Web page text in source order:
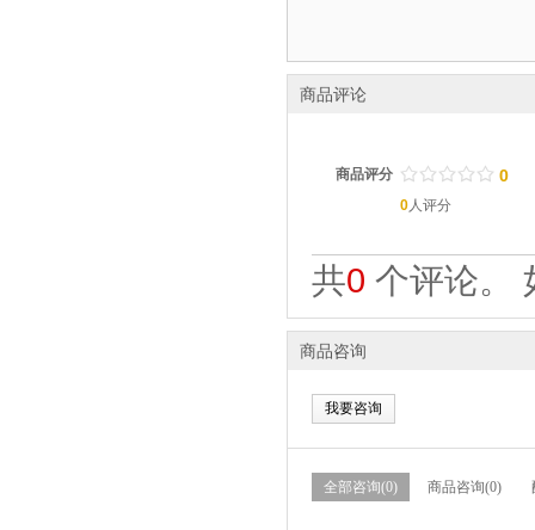
商品评论
商品评分 / / / / /
. . . . . 0
0人评分
共0 个评论。
商品咨询
我要咨询
全部咨询(0) 商品咨询(0)